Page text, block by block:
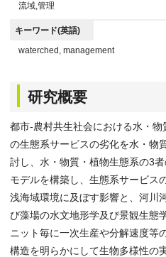
流域,管理
キーワード(英語)
waterched, management
研究概要
都市-農村共生社会における水・
の生態系サービスの劣化を水・物
討し、水・物質・植物生態系の3
モデルを構築し、生態系サービス
浅海域環境に及ぼす影響と、河川
び藻場の水文地形学及び景観生態
ニット毎に一次生産や分解速度等
構造を明らかにして生物多様性の